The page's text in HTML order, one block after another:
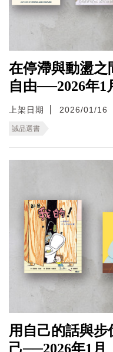
在停滯與動盪之
自由──2026年1
上架日期 2026/01/16
誠品選書
用自己的話與步
己──2026年1月